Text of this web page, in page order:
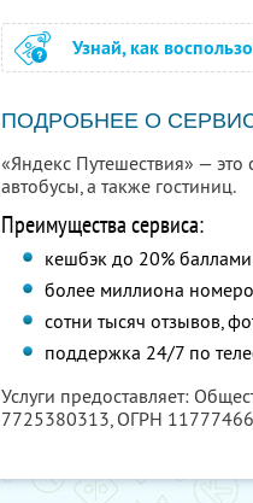
Узнай, как
ПОДРОБНЕЕ О
«Яндекс Путешествия» —
автобусы, а также гостиниц.
Преимущества сервиса:
кешбэк до 20%
более миллиона
сотни тысяч отзывов,
поддержка 24/7 по
Услуги предоставляет:
7725380313, ОГРН